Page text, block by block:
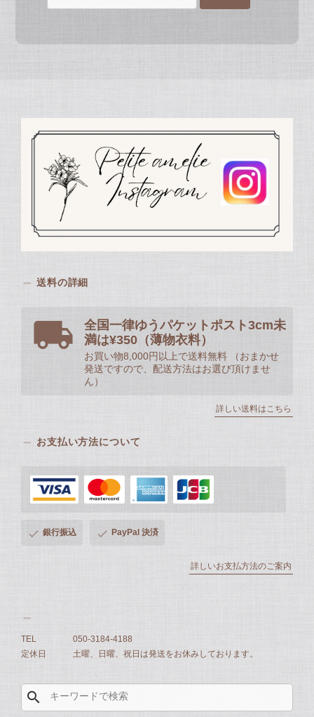
送料の詳細
全国一律ゆうパケットポスト3cm未
満は¥350（薄物衣料）
お買い物8,000円以上で送料無料 （おまかせ
発送ですので、配送方法はお選び頂けませ
ん）
詳しい送料はこちら
お支払い方法について
銀行振込 PayPal 決済
詳しいお支払方法のご案内
TEL
050-3184-4188
定休日
土曜、日曜、祝日は発送をお休みしております。
search